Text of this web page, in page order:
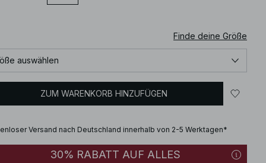
Finde deine Größe
auswählen
ZUM WARENKORB HINZUFÜGEN
Versand nach Deutschland innerhalb von 2-5 Werktagen*
30% RABATT AUF ALLES